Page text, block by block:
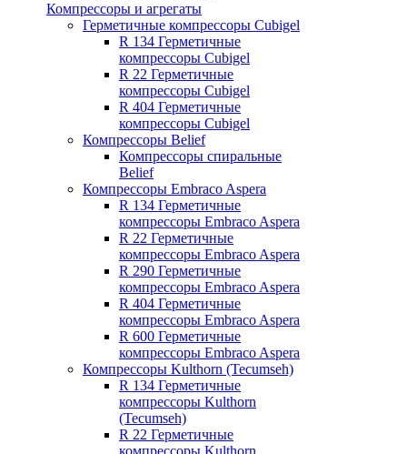
Компрессоры и агрегаты
Герметичные компрессоры Cubigel
R 134 Герметичные
компрессоры Cubigel
R 22 Герметичные
компрессоры Cubigel
R 404 Герметичные
компрессоры Cubigel
Компрессоры Belief
Компрессоры спиральные
Belief
Компрессоры Embraco Aspera
R 134 Герметичные
компрессоры Embraco Aspera
R 22 Герметичные
компрессоры Embraco Aspera
R 290 Герметичные
компрессоры Embraco Aspera
R 404 Герметичные
компрессоры Embraco Aspera
R 600 Герметичные
компрессоры Embraco Aspera
Компрессоры Kulthorn (Tecumseh)
R 134 Герметичные
компрессоры Kulthorn
(Tecumseh)
R 22 Герметичные
компрессоры Kulthorn